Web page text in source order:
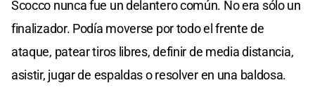
Scocco nunca fue un delantero común. No era sólo un
finalizador. Podía moverse por todo el frente de
ataque, patear tiros libres, definir de media distancia,
asistir, jugar de espaldas o resolver en una baldosa.